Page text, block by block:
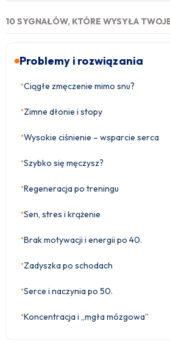
10 SYGNAŁÓW, KTÓRE WYSYŁA
Problemy i rozwiązania
•Ciągłe zmęczenie mimo snu?
•Zimne dłonie i stopy
•Wysokie ciśnienie – wsparcie serca
•Szybko się męczysz?
•Regeneracja po treningu
•Sen, stres i krążenie
•Brak motywacji i energii po 40.
•Zadyszka po schodach
•Serce i naczynia po 50.
•Koncentracja i „mgła mózgowa”